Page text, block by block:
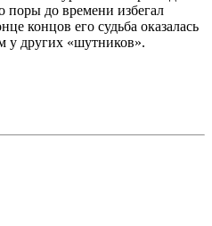
поры до времени избегал
концов его судьба оказалась
у других «шутников».